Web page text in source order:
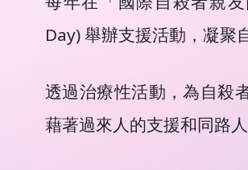
Day) 舉辦支援活動，凝聚
透過治療性活動，為自殺
藉著過來人的支援和同路